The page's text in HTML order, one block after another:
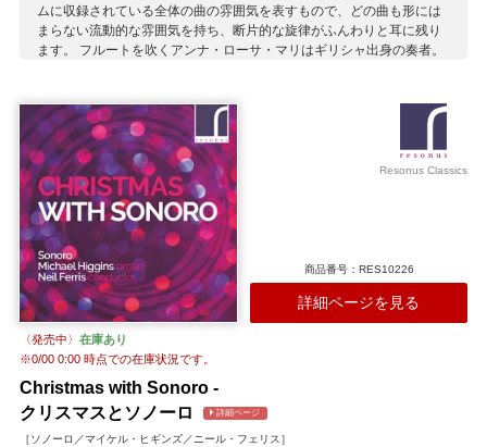
ムに収録されている全体の曲の雰囲気を表すもので、どの曲も形には
まらない流動的な雰囲気を持ち、断片的な旋律がふんわりと耳に残り
ます。 フルートを吹くアンナ・ローサ・マリはギリシャ出身の奏者。
英国を代表するハープ奏者。コンサートから録音まで幅広く活動して
います。
収録作曲家：
アンドリーセン
アンドレ イベール
ドビュッシー
ホヴァネス マーソン
ルトスワフスキ
Resonus Classics
商品番号：RES10226
詳細ページを見る
〈発売中〉 在庫あり
※0/00 0:00時点での在庫状況です。
Christmas with Sonoro -
クリスマスとソノーロ
詳細ページ
［ソノーロ／マイケル・ヒギンズ／ニール・フェリス］